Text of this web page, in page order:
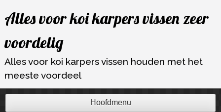
naar
inhoud
Alles voor koi karpers vissen zeer
voordelig
Alles voor koi karpers vissen houden met het
meeste voordeel
Hoofdmenu